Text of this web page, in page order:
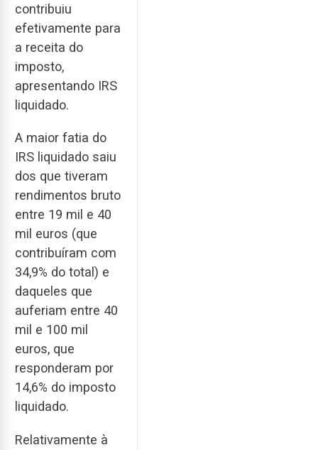
contribuiu
efetivamente para
a receita do
imposto,
apresentando IRS
liquidado.
A maior fatia do
IRS liquidado saiu
dos que tiveram
rendimentos bruto
entre 19 mil e 40
mil euros (que
contribuíram com
34,9% do total) e
daqueles que
auferiam entre 40
mil e 100 mil
euros, que
responderam por
14,6% do imposto
liquidado.
Relativamente à